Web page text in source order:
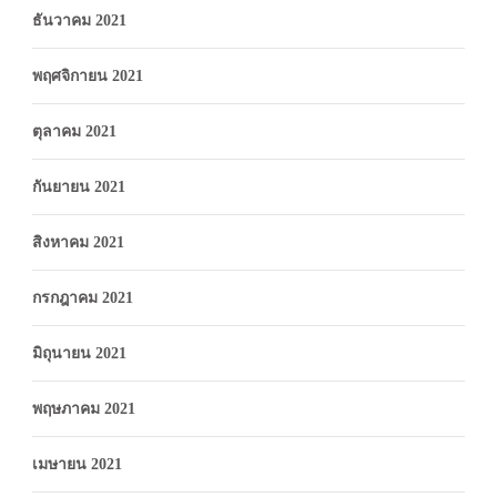
ธันวาคม 2021
พฤศจิกายน 2021
ตุลาคม 2021
กันยายน 2021
สิงหาคม 2021
กรกฎาคม 2021
มิถุนายน 2021
พฤษภาคม 2021
เมษายน 2021